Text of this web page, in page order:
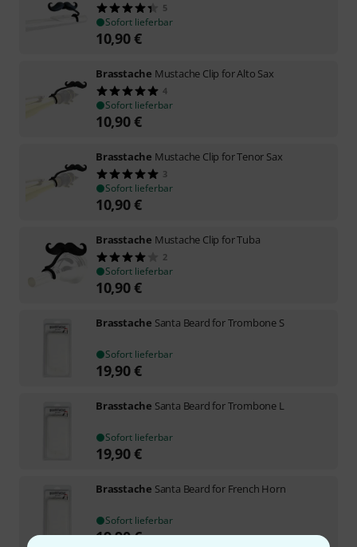
5
Sofort lieferbar
10,90€
Brasstache Mustache Clip for Alto Sax
4
Sofort lieferbar
10,90€
Brasstache Mustache Clip for Tenor Sax
3
Sofort lieferbar
10,90€
Brasstache Mustache Clip for Tuba
2
Sofort lieferbar
10,90€
Brasstache Santa Beard for Trombone S
Sofort lieferbar
19,90€
Brasstache Santa Beard for Trombone L
Sofort lieferbar
19,90€
Brasstache Santa Beard for French Horn
Sofort lieferbar
19,90€